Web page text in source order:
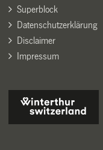
Superblock
Datenschutzerklärung
Disclaimer
Impressum